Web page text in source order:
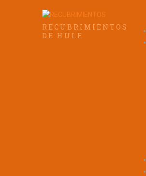
RECUBRIMIENTOS
DE HULE